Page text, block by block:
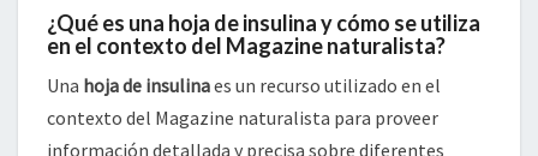
¿Qué es una hoja de insulina y cómo se utiliza
en el contexto del Magazine naturalista?
Una hoja de insulinaes un recurso utilizado en el
contexto del Magazine naturalista para proveer
información detallada y precisa sobre diferentes